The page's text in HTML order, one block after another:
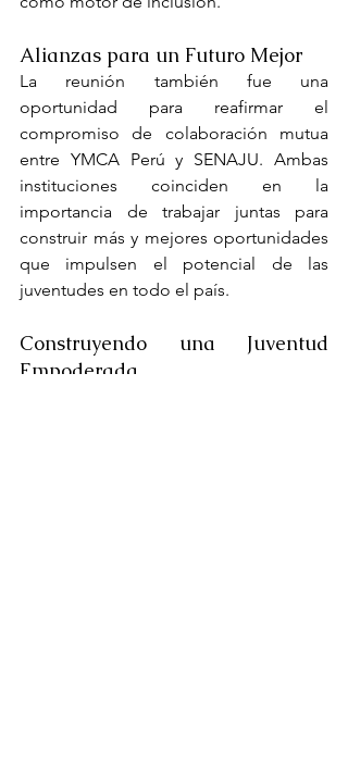
Alianzas para un Futuro Mejor
La reunión también fue una
oportunidad para reafirmar el
compromiso de colaboración mutua
entre YMCA Perú y SENAJU. Ambas
instituciones coinciden en la
importancia de trabajar juntas para
construir más y mejores oportunidades
que impulsen el potencial de las
juventudes en todo el país.
Construyendo una Juventud
Empoderada